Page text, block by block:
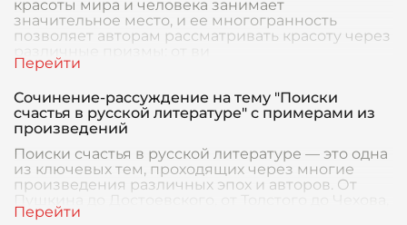
красоты мира и человека занимает
значительное место, и ее многогранность
позволяет авторам рассматривать красоту через
Сочинение-рассуждение на тему "Поиски
счастья в русской литературе" с примерами из
произведений
Поиски счастья в русской литературе — это одна
из ключевых тем, проходящих через многие
произведения различных эпох и авторов. От
Пушкина до Достоевского, от Толстого до Чехова,
ру